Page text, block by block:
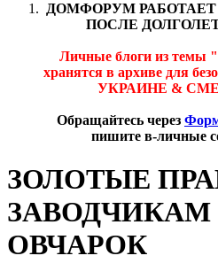
ДОМФОРУМ
ПОСЛЕ
Личные блоги из темы
хранятся в архиве для
УКРАИНЕ &
Обращайтесь через
пишите в-личные
ЗОЛОТЫЕ
ОВЧАРОК